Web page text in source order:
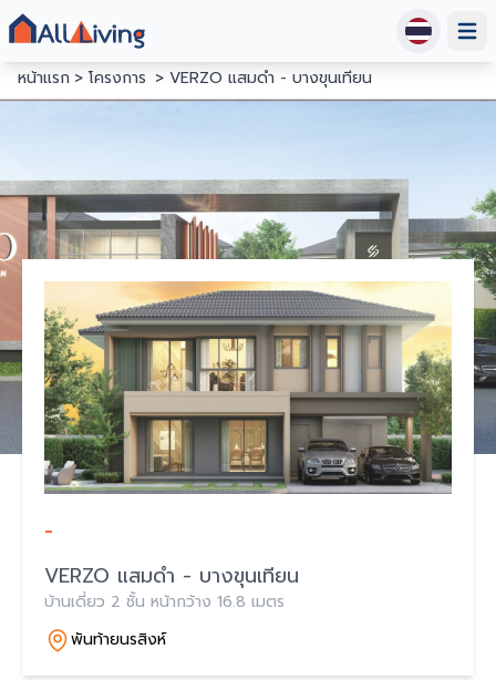
หน้าแรก
โครงการ VERZO แสมดำ - บางขุนเทียน
-
VERZO แสมดำ - บางขุนเทียน
บ้านเดี่ยว 2 ชั้น หน้ากว้าง 16.8 เมตร
พันท้ายนรสิงห์